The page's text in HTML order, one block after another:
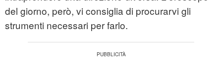
del giorno, però, vi consiglia di procurarvi gli
strumenti necessari per farlo.